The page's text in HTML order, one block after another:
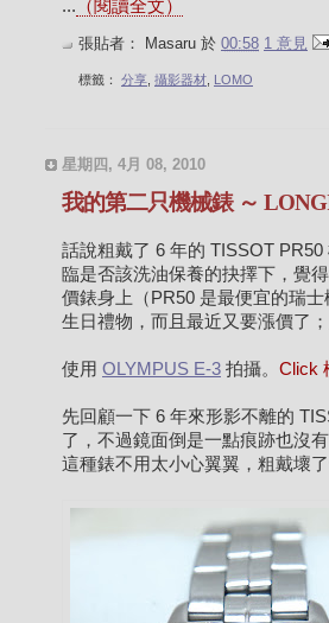
... （閱讀全文）
張貼者： Masaru 於 00:58 1 意見
標籤： 分享 攝影器材 LOMO
星期四, 4月 08, 2010
我的第二只機械錶 ～
話說粗戴了 6 年的 TISSOT
臨是否該洗油保養的抉擇下，覺
價錶身上（PR50 是最便宜的瑞
生日禮物，而且最近又要漲價了
使用 OLYMPUS E-3 拍攝。 Click
先回顧一下 6 年來形影不離的
了，不過鏡面倒是一點痕跡也沒
這種錶不用太小心翼翼，粗戴壞了